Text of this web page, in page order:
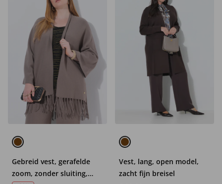
Gebreid vest, gerafelde
zoom, zonder sluiting,
Vest, lang, open model,
zacht fijn breisel